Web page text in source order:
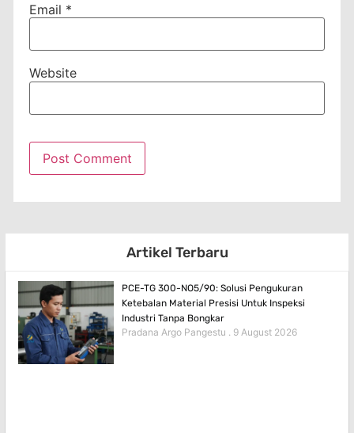
Email *
Website
Artikel Terbaru
PCE-TG 300-NO5/90: Solusi Pengukuran
Ketebalan Material Presisi Untuk Inspeksi
Industri Tanpa Bongkar
Pradana Argo Pangestu 9 August 2026